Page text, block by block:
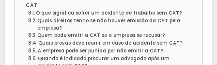
CAT
O que significa sofrer um acidente de trabalho sem CAT?
Quais direitos tenho se não houver emissão da CAT pela
empresa?
Quem pode emitir a CAT se a empresa se recusar?
Quais provas devo reunir em caso de acidente sem CAT?
A empresa pode ser punida por não emitir a CAT?
Quando é indicado procurar um advogado após um